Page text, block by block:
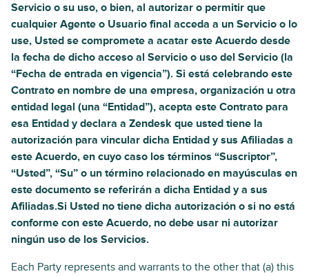
Servicio o su uso, o bien, al autorizar o permitir que
cualquier Agente o Usuario final acceda a un Servicio o lo
use, Usted se compromete a acatar este Acuerdo desde
la fecha de dicho acceso al Servicio o uso del Servicio (la
“Fecha de entrada en vigencia”). Si está celebrando este
Contrato en nombre de una empresa, organización u otra
entidad legal (una “Entidad”), acepta este Contrato para
esa Entidad y declara a Zendesk que usted tiene la
autorización para vincular dicha Entidad y sus Afiliadas a
este Acuerdo, en cuyo caso los términos “Suscriptor”,
“Usted”, “Su” o un término relacionado en mayúsculas en
este documento se referirán a dicha Entidad y a sus
Afiliadas.Si Usted no tiene dicha autorización o si no está
conforme con este Acuerdo, no debe usar ni autorizar
ningún uso de los Servicios.
Each Party represents and warrants to the other that (a) this